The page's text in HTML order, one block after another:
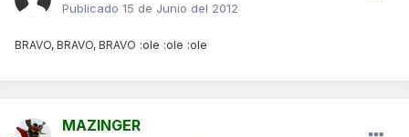
Publicado 15 de Junio del 2012
BRAVO, BRAVO, BRAVO :ole :ole :ole
MAZINGER